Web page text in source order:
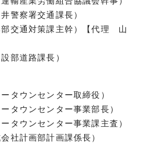
警察署交通課長）
交通対策課主幹）【代理 山
部道路課長）
ウンセンター取締役）
ウンセンター事業部長）
ウンセンター事業課主査）
社計画部計画課係長）